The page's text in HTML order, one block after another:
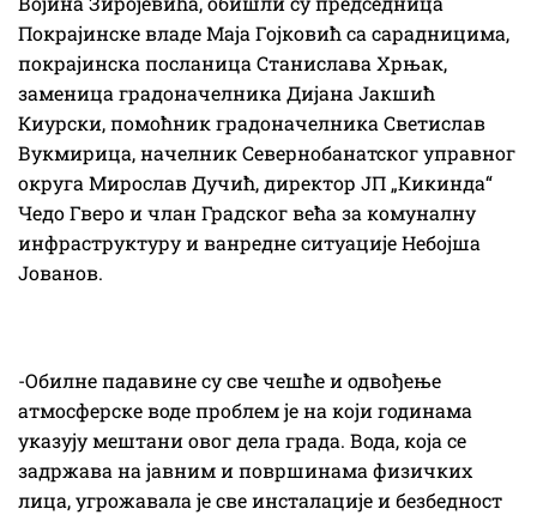
Покрајинске владе Маја Гојковић са сарадницима,
покрајинска посланица Станислава Хрњак,
заменица градоначелника Дијана Јакшић
Киурски, помоћник градоначелника Светислав
Вукмирица, начелник Севернобанатског управног
округа Мирослав Дучић, директор ЈП „Кикинда“
Чедо Гверо и члан Градског већа за комуналну
инфраструктуру и ванредне ситуације Небојша
Јованов.
-Обилне падавине су све чешће и одвођење
атмосферске воде проблем је на који годинама
указују мештани овог дела града. Вода, која се
задржава на јавним и површинама физичких
лица, угрожавала је све инсталације и безбедност